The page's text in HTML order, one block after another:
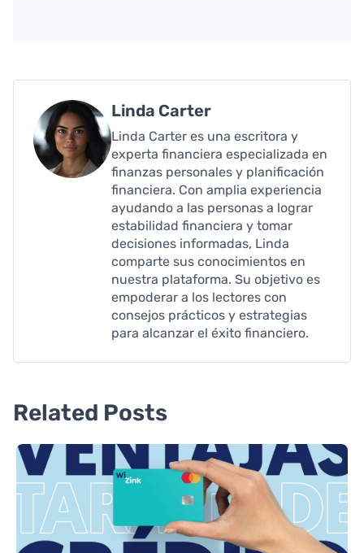
Linda Carter
Linda Carter es una escritora y
experta financiera especializada en
finanzas personales y planificación
financiera. Con amplia experiencia
ayudando a las personas a lograr
estabilidad financiera y tomar
decisiones informadas, Linda
comparte sus conocimientos en
nuestra plataforma. Su objetivo es
empoderar a los lectores con
consejos prácticos y estrategias
para alcanzar el éxito financiero.
Related Posts